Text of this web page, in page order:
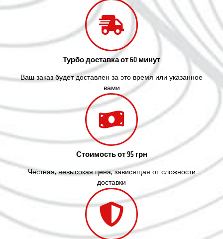
Турбо доставка от 60 минут
Ваш заказ будет доставлен за это время или указанное
вами
Стоимость от 95 грн
Честная, невысокая цена, зависящая от сложности
доставки